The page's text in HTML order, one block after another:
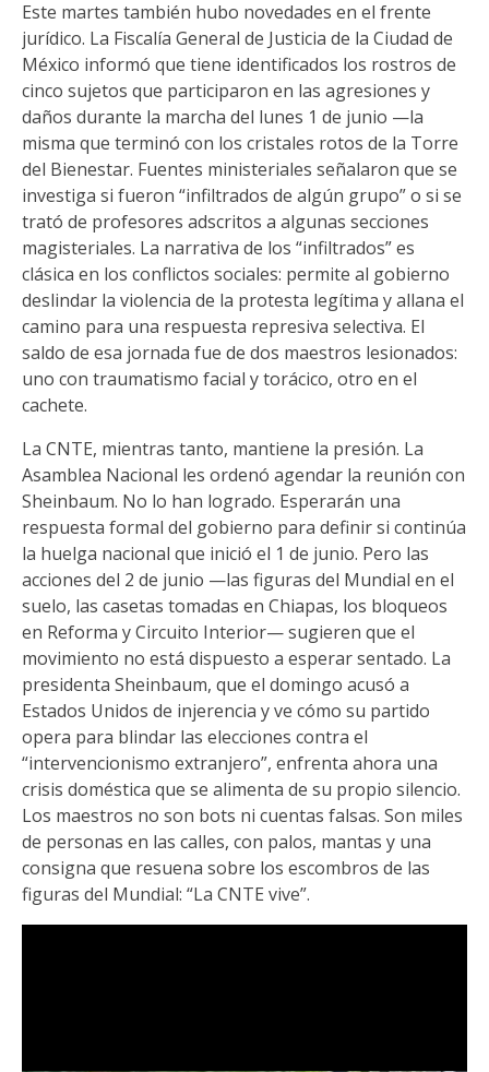
Este martes también hubo novedades en el frente
jurídico. La Fiscalía General de Justicia de la Ciudad de
México informó que tiene identificados los rostros de
cinco sujetos que participaron en las agresiones y
daños durante la marcha del lunes 1 de junio —la
misma que terminó con los cristales rotos de la Torre
del Bienestar. Fuentes ministeriales señalaron que se
investiga si fueron “infiltrados de algún grupo” o si se
trató de profesores adscritos a algunas secciones
magisteriales. La narrativa de los “infiltrados” es
clásica en los conflictos sociales: permite al gobierno
deslindar la violencia de la protesta legítima y allana el
camino para una respuesta represiva selectiva. El
saldo de esa jornada fue de dos maestros lesionados:
uno con traumatismo facial y torácico, otro en el
cachete.
La CNTE, mientras tanto, mantiene la presión. La
Asamblea Nacional les ordenó agendar la reunión con
Sheinbaum. No lo han logrado. Esperarán una
respuesta formal del gobierno para definir si continúa
la huelga nacional que inició el 1 de junio. Pero las
acciones del 2 de junio —las figuras del Mundial en el
suelo, las casetas tomadas en Chiapas, los bloqueos
en Reforma y Circuito Interior— sugieren que el
movimiento no está dispuesto a esperar sentado. La
presidenta Sheinbaum, que el domingo acusó a
Estados Unidos de injerencia y ve cómo su partido
opera para blindar las elecciones contra el
“intervencionismo extranjero”, enfrenta ahora una
crisis doméstica que se alimenta de su propio silencio.
Los maestros no son bots ni cuentas falsas. Son miles
de personas en las calles, con palos, mantas y una
consigna que resuena sobre los escombros de las
figuras del Mundial: “La CNTE vive”.